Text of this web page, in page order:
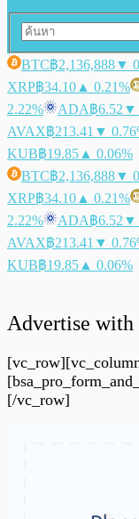
BTC฿2,136,888▼
XRP฿34.10 ▲ 0.21%
2.22%
ADA฿6.52 ▼
AVAX฿213.41 ▼
KUB฿19.85 ▲ 0.06%
BTC฿2,136,888▼
XRP฿34.10 ▲ 0.21%
2.22%
ADA฿6.52 ▼
AVAX฿213.41 ▼
KUB฿19.85 ▲ 0.06%
Advertise
[/vc_row]